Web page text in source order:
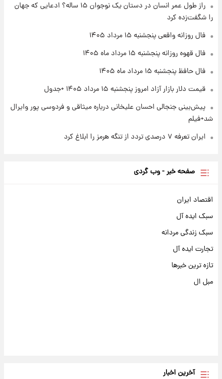
ارزش سهام عدالت برای امروز چهارشنبه ۱۴ مرداد
آغاز طرح جدید فروش مشارکت در تولید سایپا؛
نام خودرو، مبلغ پیش پرداخت و زمان تحویل |
راز طول عمر انسان در دستان یک نوجوان ۱۵ ساله؟ ادعایی که جهان
را شگفت‌زده کرد
فال روزانه واقعی پنجشنبه ۱۵ مرداد ۱۴۰۵
فال قهوه روزانه پنجشنبه ۱۵ مرداد ماه ۱۴۰۵
فال حافظ پنجشنبه ۱۵ مرداد ماه ۱۴۰۵
قیمت دلار بازار آزاد امروز پنجشنبه ۱۵ مرداد ۱۴۰۵ +جدول
پیش‌بینی جنجالی احسان علیخانی درباره میثاقی و فردوسی پور وایرال
شد+فیلم
ایران تعرفه ۷ درصدی تردد از تنگه هرمز را ابلاغ کرد
صفحه خبر - وب گردی
اقتصاد ایران
سبک ایده آل
سبک زندگی مردانه
تجارت ایده آل
تازه ترین خبرها
مبل ال
آخرین اخبار